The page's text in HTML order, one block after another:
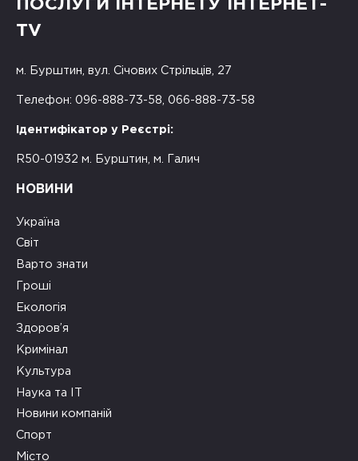
ПОСЛУГИ ІНТЕРНЕТУ ІНТЕРНЕТ-
TV
м. Бурштин, вул. Січових Стрільців, 27
Телефон: 096-888-73-58, 066-888-73-58
Ідентифікатор у Реєстрі:
R50-01932 м. Бурштин, м. Галич
НОВИНИ
Україна
Світ
Варто знати
Гроші
Екологія
Здоров’я
Кримінал
Культура
Наука та ІТ
Новини компаній
Спорт
Місто